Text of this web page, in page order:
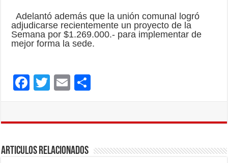
Adelantó además que la unión comunal logró
adjudicarse recientemente un proyecto de la
Semana por $1.269.000.- para implementar de
mejor forma la sede.
F
o
T
E
ar
Articulos Relacionados